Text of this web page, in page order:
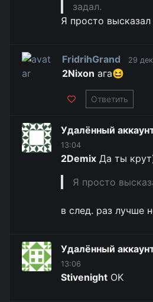
задал.
Я просто
FridrihGrand 29
2Nixon ага😆
Ответить
Удалённый
13:04
2Demix Да ты
Я просто
в след. раз лучше
Удалённый
13:06
Stivenight OK